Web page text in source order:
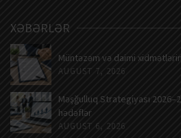
XƏBƏRLƏR
Müntəzəm və daimi
AUGUST 7, 2026
Məşğulluq Strategiyası
hədəflər
AUGUST 6, 2026